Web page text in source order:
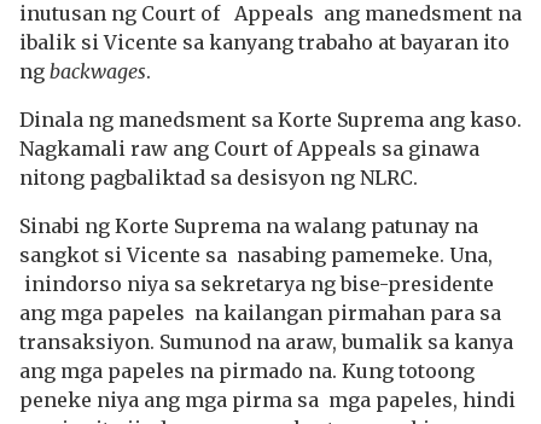
inutusan ng Court of Appeals ang manedsment na
ibalik si Vicente sa kanyang trabaho at bayaran ito
ng backwages.
Dinala ng manedsment sa Korte Suprema ang kaso.
Nagkamali raw ang Court of Appeals sa ginawa
nitong pagbaliktad sa desisyon ng NLRC.
Sinabi ng Korte Suprema na walang patunay na
sangkot si Vicente sa nasabing pamemeke. Una,
inindorso niya sa sekretarya ng bise-presidente
ang mga papeles na kailangan pirmahan para sa
transaksiyon. Sumunod na araw, bumalik sa kanya
ang mga papeles na pirmado na. Kung totoong
peneke niya ang mga pirma sa mga papeles, hindi